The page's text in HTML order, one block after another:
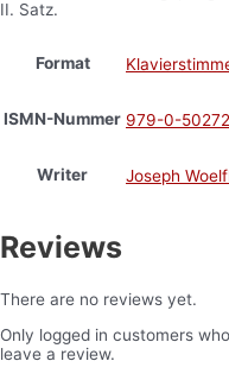
II. Satz.
Format
ISMN-Nummer 979-0-
Writer Joseph
Reviews
There are no reviews yet.
Only logged in customers
leave a review.